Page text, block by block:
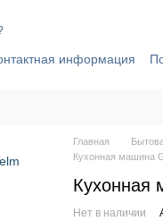
информация
Главная
Кухонная машина
Кухонная
Нет в наличии